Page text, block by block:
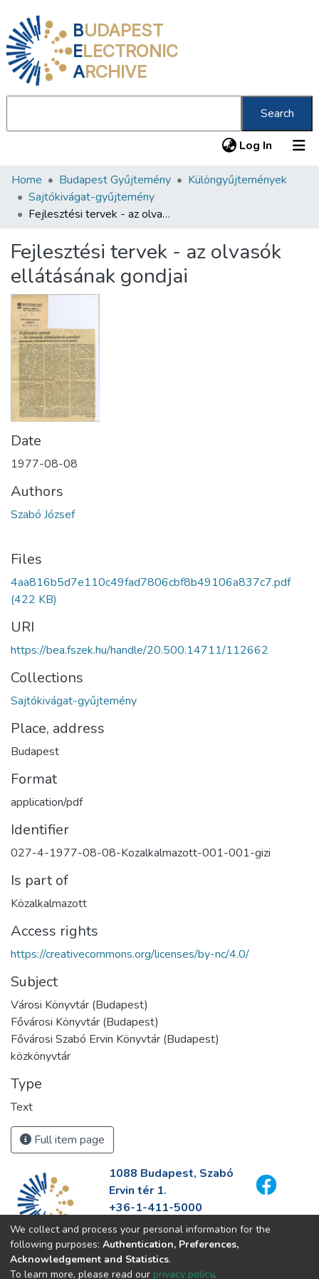
BUDAPEST
ELECTRONIC
ARCHIVE
Search
Log In (current)
Communities & Collections
All of DSpace
About us
Home Budapest Gyűjtemény
Különgyűjtemények
Sajtókivágat-gyűjtemény
Fejlesztési tervek - az olvasók ellátásának gondjai
Fejlesztési tervek - az olvasók
ellátásának gondjai
Date
1977-08-08
Authors
Szabó József
Files
4aa816b5d7e110c49fad7806cbf8b49106a837c7.pdf
(422 KB)
URI
https://bea.fszek.hu/handle/20.500.14711/112662
Collections
Sajtókivágat-gyűjtemény
Place, address
Budapest
Format
application/pdf
Identifier
027-4-1977-08-08-Kozalkalmazott-001-001-gizi
Is part of
Közalkalmazott
Access rights
https://creativecommons.org/licenses/by-nc/4.0/
Subject
Városi Könyvtár (Budapest)
Fővárosi Könyvtár (Budapest)
Fővárosi Szabó Ervin Könyvtár (Budapest)
közkönyvtár
Type
Text
Full item page
1088 Budapest, Szabó
Ervin tér 1.
+36-1-411-5000
info@fszek.hu
https://fszek.hu
We collect and process your personal information for the
following purposes: Authentication, Preferences,
Acknowledgement and Statistics.
To learn more, please read our privacy policy.